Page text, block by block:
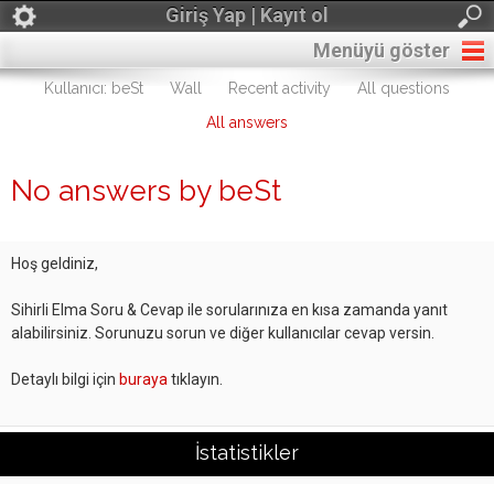
Giriş Yap | Kayıt ol
Menüyü göster
Kullanıcı: beSt Wall Recent activity
All questions
All answers
No answers by beSt
Hoş geldiniz,
Sihirli Elma Soru & Cevap ile sorularınıza en kısa zamanda yanıt
alabilirsiniz. Sorunuzu sorun ve diğer kullanıcılar cevap versin.
Detaylı bilgi için buraya tıklayın.
İstatistikler